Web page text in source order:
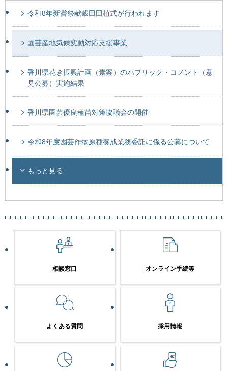
令和8年新嘗祭献穀田田植式が行われます
園芸産地気候変動対応支援事業
香川県花き振興計画（素案）のパブリック・コメント（意
見公募）実施結果
香川県園芸優良種苗対策協議会の開催
令和8年度園芸作物原種養成業務委託に係る公募について
もっと見る
相談窓口 オンライン手続等
よくある質問 採用情報